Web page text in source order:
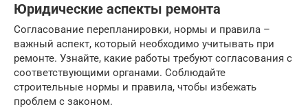
Юридические аспекты ремонта
Согласование перепланировки, нормы и правила –
важный аспект, который необходимо учитывать при
ремонте. Узнайте, какие работы требуют согласования с
соответствующими органами. Соблюдайте
строительные нормы и правила, чтобы избежать
проблем с законом.